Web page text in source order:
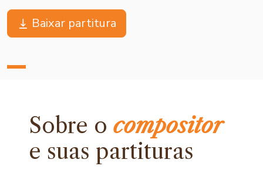
Baixar partitura
Sobre ocompositor
e suas partituras